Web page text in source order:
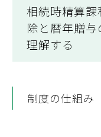
相続時精算
除と暦年贈与
理解する
制度の仕組み